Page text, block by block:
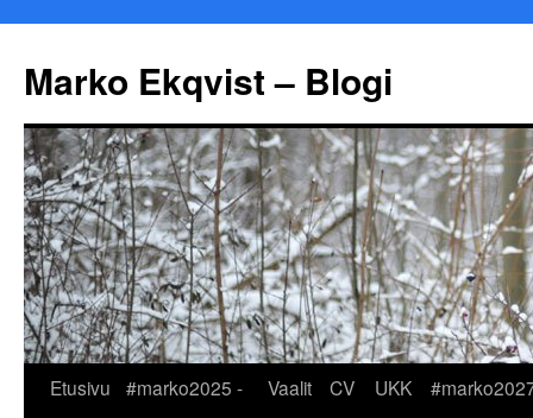
Marko Ekqvist – Blogi
Siirry
Etusivu
#marko2025 -
Vaalit CV UKK